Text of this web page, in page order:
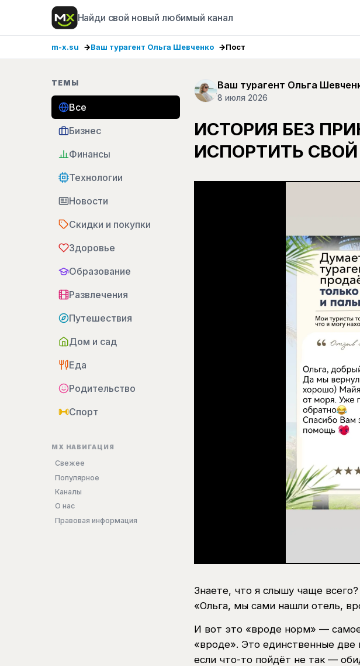
Найди свой новый любимый канал
m-x.su Ваш турагент Ольга Шевченко Пост
ТЕМЫ
Все
Бизнес
Финансы
Технологии
Новости
Скидки и покупки
Здоровье
Образование
Развлечения
Путешествия
Дом и сад
Еда
Родительство
Спорт
MX НАВИГАЦИЯ
Свежее
Популярное
Каналы
О нас
Правовая информация
Ваш турагент Ольга
8 июля 2026
ИСТОРИЯ БЕЗ
ИСПОРТИТЬ
Знаете, что я слышу чаще всего?
«Ольга, мы сами нашли отель,
И вот это «вроде норм» —
«вроде». Это единственные две
если что-то пойдёт не так —